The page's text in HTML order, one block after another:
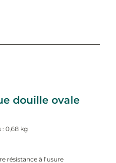
douille ovale
: 0,68 kg
résistance à l’usure